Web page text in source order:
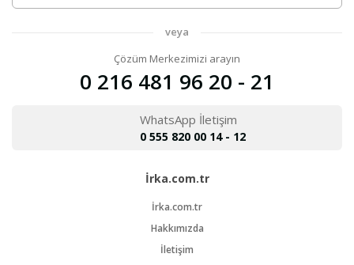
veya
Çözüm Merkezimizi arayın
0 216 481 96 20 - 21
WhatsApp İletişim
0 555 820 00 14 - 12
İrka.com.tr
İrka.com.tr
Hakkımızda
İletişim